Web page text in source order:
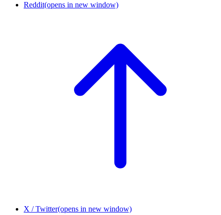
Reddit(opens in new window)
X / Twitter(opens in new window)